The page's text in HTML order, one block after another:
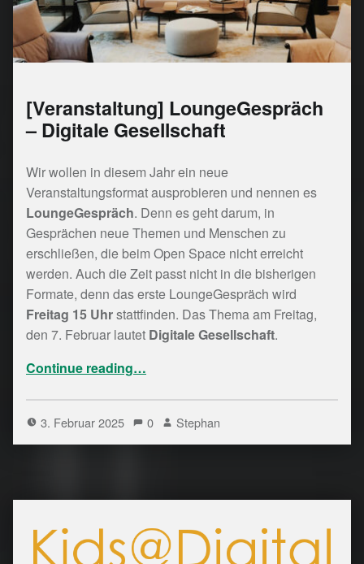
[Veranstaltung] LoungeGespräch
– Digitale Gesellschaft
Wir wollen in diesem Jahr ein neue
Veranstaltungsformat ausprobieren und nennen es
LoungeGespräch. Denn es geht darum, in
Gesprächen neue Themen und Menschen zu
erschließen, die beim Open Space nicht erreicht
werden. Auch die Zeit passt nicht in die bisherigen
Formate, denn das erste LoungeGespräch wird
Freitag 15 Uhrstattfinden. Das Thema am Freitag,
den 7. Februar lautet Digitale Gesellschaft.
Continue reading…
3. Februar 2025 0 Stephan